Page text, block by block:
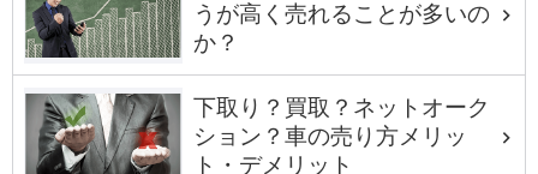
うが高く売れることが多いの
か？
下取り？買取？ネットオーク
ション？車の売り方メリッ
ト・デメリット